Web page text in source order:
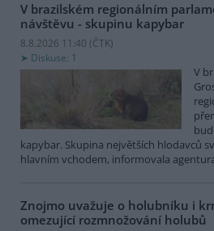
V brazilském regionálním
návštěvu - skupinu kapybar
8.8.2026 11:40 (ČTK)
Diskuse: 1
V
kapybar. Skupina největších hlodavců
hlavním vchodem, informovala
Znojmo uvažuje o holubníku i
omezující rozmnožování holubů